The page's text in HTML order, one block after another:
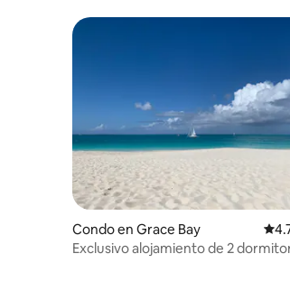
Condo en Grace Bay
Exclusivo alojamiento de 2